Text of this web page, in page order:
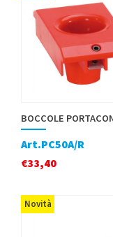
BOCCOLE
Art.PC50A/R
€33,40
Novità